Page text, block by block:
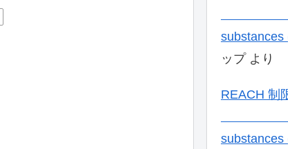
Per-
substances
ップより
REACH 制
Per-
substances